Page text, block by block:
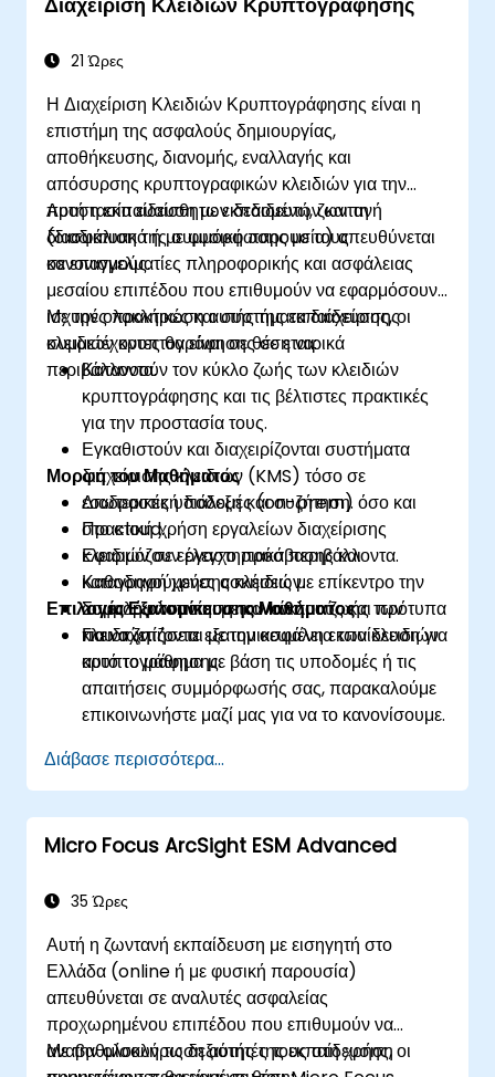
βελτίωση της αποτελεσματικότητας, της
Διενεργούν αξιολογήσεις κινδύνου
τη συνεχή παρακολούθηση και την
προληπτική διαχείριση κινδύνων.
Ενσωματώνουν την ΤΝ στον σχεδιασμό, την
εκτέλεση και την αναφορά του ελέγχου,
ενισχύοντας τη συνολική αποτελεσματικότητα
των ελέγχων πληροφοριακών συστημάτων.
21 Ώρες
Η Διαχείριση Κλειδιών Κρυπτογράφησης είναι η
επιστήμη της ασφαλούς δημιουργίας,
αποθήκευσης, διανομής, εναλλαγής και
απόσυρσης κρυπτογραφικών κλειδιών για την
προστασία ευαίσθητων δεδομένων και τη
διασφάλιση της συμμόρφωσης με τους
κανονισμούς.
Αυτή η εκπαίδευση με εκπαιδευτή, ζωντανή
(διαδικτυακά ή με φυσική παρουσία) απευθύνεται
σε επαγγελματίες πληροφορικής και ασφάλειας
μεσαίου επιπέδου που επιθυμούν να εφαρμόσουν
ισχυρές πρακτικές και συστήματα διαχείρισης
κλειδιών κρυπτογράφησης σε εταιρικά
περιβάλλοντα.
Με την ολοκλήρωση αυτής της εκπαίδευσης, οι
συμμετέχοντες θα είναι σε θέση να:
Κατανοούν τον κύκλο ζωής των κλειδιών
κρυπτογράφησης και τις βέλτιστες πρακτικές
για την προστασία τους.
Εγκαθιστούν και διαχειρίζονται συστήματα
διαχείρισης κλειδιών (KMS) τόσο σε
εσωτερικές υποδομές (on-prem) όσο και
στο cloud.
Εφαρμόζουν έλεγχο πρόσβασης και
καταγραφή χρήσης κλειδιών.
Συμμορφώνονται με κανονισμούς και πρότυπα
που σχετίζονται με την ασφάλεια των κλειδιών
κρυπτογράφησης.
Μορφή του Μαθήματος
Διαδραστική διάλεξη και συζήτηση.
Πρακτική χρήση εργαλείων διαχείρισης
κλειδιών σε εργαστηριακά περιβάλλοντα.
Καθοδηγούμενες ασκήσεις με επίκεντρο την
ασφαλή υλοποίηση του κύκλου ζωής των
κλειδιών.
Επιλογές Εξατομίκευσης Μαθήματος
Για να ζητήσετε εξατομικευμένη εκπαίδευση για
αυτό το μάθημα με βάση τις υποδομές ή τις
απαιτήσεις συμμόρφωσής σας, παρακαλούμε
επικοινωνήστε μαζί μας για να το κανονίσουμε.
Διάβασε περισσότερα...
Micro Focus ArcSight ESM Advanced
35 Ώρες
Αυτή η ζωντανή εκπαίδευση με εισηγητή στο
Ελλάδα (online ή με φυσική παρουσία)
απευθύνεται σε αναλυτές ασφαλείας
προχωρημένου επιπέδου που επιθυμούν να
αναβαθμίσουν τις δεξιότητές τους στη χρήση
Με την ολοκλήρωση αυτής της εκπαίδευσης, οι